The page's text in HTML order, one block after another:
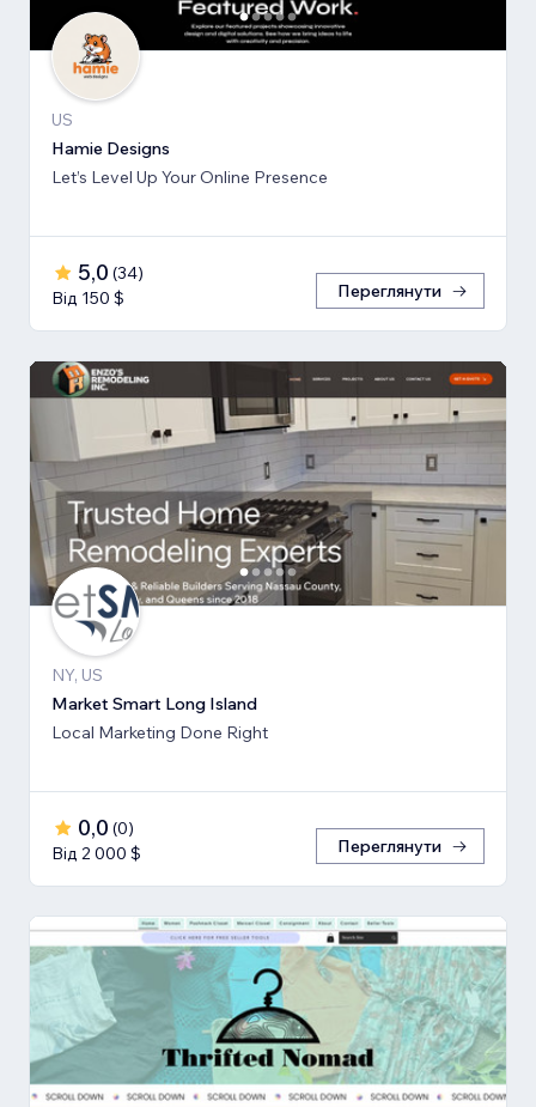
US
Hamie Designs
Let’s Level Up Your Online Presence
5,0 (34)
Від 150 $
Переглянути
NY, US
Market Smart Long Island
Local Marketing Done Right
0,0 (0)
Від 2 000 $
Переглянути